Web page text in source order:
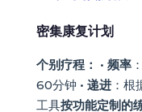
密集康复计划
个别疗程： • 频率
60分钟 • 递进：根
工具按功能定制的